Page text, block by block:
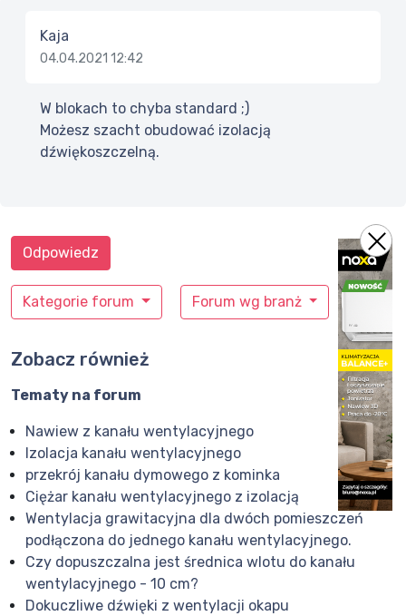
Kaja
04.04.2021 12:42
W blokach to chyba standard ;)
Możesz szacht obudować izolacją
dźwiękoszczelną.
Kategorie forum Forum wg branż
Odpowiedz
Zobacz również
Tematy na forum
Nawiew z kanału wentylacyjnego
Izolacja kanału wentylacyjnego
przekrój kanału dymowego z kominka
Ciężar kanału wentylacyjnego z izolacją
Wentylacja grawitacyjna dla dwóch pomieszczeń
podłączona do jednego kanału wentylacyjnego.
Czy dopuszczalna jest średnica wlotu do kanału
wentylacyjnego - 10 cm?
Dokuczliwe dźwięki z wentylacji okapu